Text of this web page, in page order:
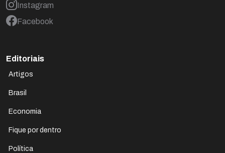
Instagram
Facebook
Editoriais
Artigos
Brasil
Economia
Fique por dentro
Política